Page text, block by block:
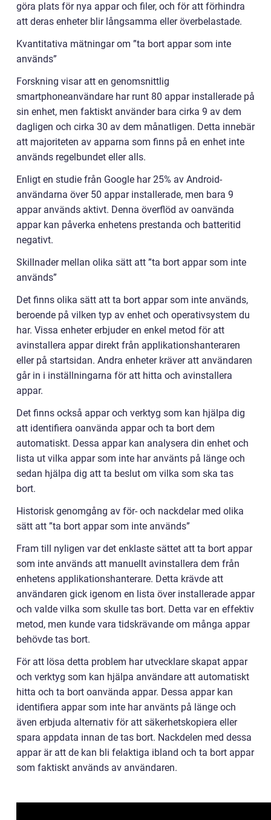
göra plats för nya appar och filer, och för att förhindra
att deras enheter blir långsamma eller överbelastade.
Kvantitativa mätningar om ”ta bort appar som inte
används”
Forskning visar att en genomsnittlig
smartphoneanvändare har runt 80 appar installerade på
sin enhet, men faktiskt använder bara cirka 9 av dem
dagligen och cirka 30 av dem månatligen. Detta innebär
att majoriteten av apparna som finns på en enhet inte
används regelbundet eller alls.
Enligt en studie från Google har 25% av Android-
användarna över 50 appar installerade, men bara 9
appar används aktivt. Denna överflöd av oanvända
appar kan påverka enhetens prestanda och batteritid
negativt.
Skillnader mellan olika sätt att ”ta bort appar som inte
används”
Det finns olika sätt att ta bort appar som inte används,
beroende på vilken typ av enhet och operativsystem du
har. Vissa enheter erbjuder en enkel metod för att
avinstallera appar direkt från applikationshanteraren
eller på startsidan. Andra enheter kräver att användaren
går in i inställningarna för att hitta och avinstallera
appar.
Det finns också appar och verktyg som kan hjälpa dig
att identifiera oanvända appar och ta bort dem
automatiskt. Dessa appar kan analysera din enhet och
lista ut vilka appar som inte har använts på länge och
sedan hjälpa dig att ta beslut om vilka som ska tas
bort.
Historisk genomgång av för- och nackdelar med olika
sätt att ”ta bort appar som inte används”
Fram till nyligen var det enklaste sättet att ta bort appar
som inte används att manuellt avinstallera dem från
enhetens applikationshanterare. Detta krävde att
användaren gick igenom en lista över installerade appar
och valde vilka som skulle tas bort. Detta var en effektiv
metod, men kunde vara tidskrävande om många appar
behövde tas bort.
För att lösa detta problem har utvecklare skapat appar
och verktyg som kan hjälpa användare att automatiskt
hitta och ta bort oanvända appar. Dessa appar kan
identifiera appar som inte har använts på länge och
även erbjuda alternativ för att säkerhetskopiera eller
spara appdata innan de tas bort. Nackdelen med dessa
appar är att de kan bli felaktiga ibland och ta bort appar
som faktiskt används av användaren.